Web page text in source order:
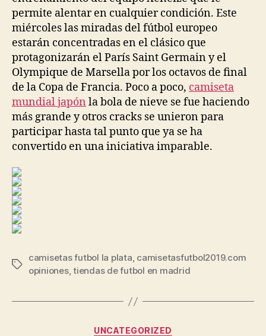
permite alentar en cualquier condición. Este
miércoles las miradas del fútbol europeo
estarán concentradas en el clásico que
protagonizarán el París Saint Germain y el
Olympique de Marsella por los octavos de final
de la Copa de Francia. Poco a poco, camiseta
mundial japón la bola de nieve se fue haciendo
más grande y otros cracks se unieron para
participar hasta tal punto que ya se ha
convertido en una iniciativa imparable.
Etiquetas
camisetas futbol la plata, camisetasfutbol2019.com
opiniones,tiendas de futbol en madrid
Categorías
UNCATEGORIZED